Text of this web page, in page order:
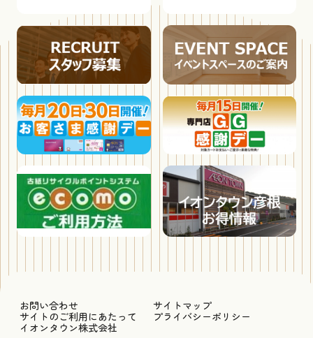
お問い合わせ
サイトマップ
サイトのご利用にあたって
プライバシーポリシー
イオンタウン株式会社